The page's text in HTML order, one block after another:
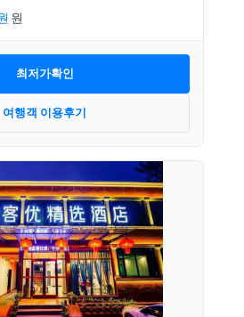
최저가확인
여행객 이용후기